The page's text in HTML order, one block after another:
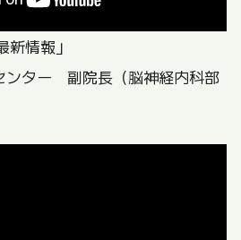
情報」
ンター 副院長（脳神経内科部